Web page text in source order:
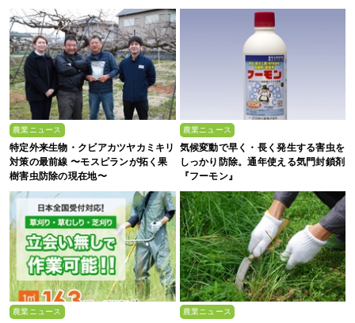
農業ニュース
特定外来生物・クビアカツヤカミキリ
対策の最前線 〜モスピランが拓く果
樹害虫防除の現在地〜
農業ニュース
気候変動で早く・長く発生する害虫を
しっかり防除。通年使える気門封鎖剤
『フーモン』
農業ニュース 農業ニュース